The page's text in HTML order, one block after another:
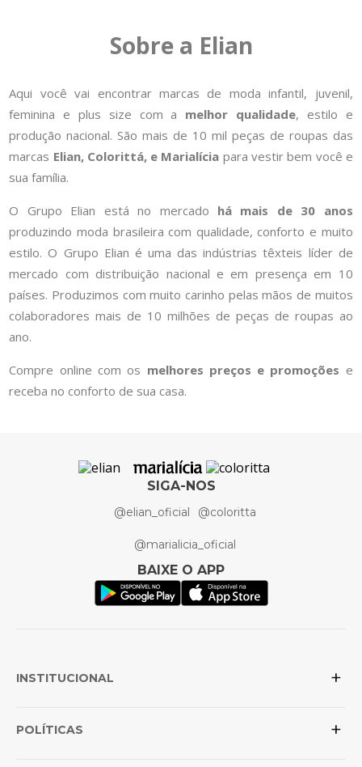
Sobre a Elian
Aqui você vai encontrar marcas de moda infantil, juvenil,
feminina e plus size com a melhor qualidade, estilo e
produção nacional. São mais de 10 mil peças de roupas das
marcas Elian, Colorittá, e Marialícia para vestir bem você e
sua família.
O Grupo Elian está no mercado há mais de 30 anos
produzindo moda brasileira com qualidade, conforto e muito
estilo. O Grupo Elian é uma das indústrias têxteis líder de
mercado com distribuição nacional e em presença em 10
países. Produzimos com muito carinho pelas mãos de muitos
colaboradores mais de 10 milhões de peças de roupas ao
ano.
Compre online com os melhores preços e promoções e
receba no conforto de sua casa.
SIGA-NOS
@elian_oficial @coloritta
@marialicia_oficial
BAIXE O APP
INSTITUCIONAL +
Sobre a Elian
POLÍTICAS +